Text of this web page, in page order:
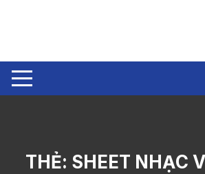
THẺ: SHEET NHẠC